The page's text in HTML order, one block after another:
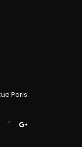
Paris.